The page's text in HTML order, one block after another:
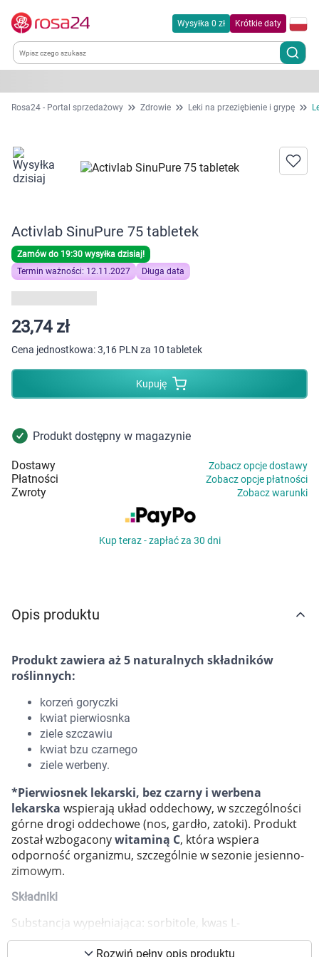
Korzystamy z plików cookies w celu
preferencji. Więcej informacji znajdziesz w
Wysyłka 0 zł Krótkie daty
Kategorie
Dla zwierząt
Zdrowie
Kobieta w ciąży i mama
Dziecko
Higiena
Kosmetyki
Mężczyzna
Zdrowy styl życia
Sprzęt medyczny
Grupy produktowe
Marki
Rosa24 - Portal sprzedażowy Zdrowie Leki na przeziębienie i grypę
Activlab SinuPure 75 tabletek
Zamów do 19:30 wysyłka dzisiaj!
Termin ważności: 12.11.2027
Długa data
23,74 zł
Cena jednostkowa:3,16 PLN za 10 tabletek
Kupuję
Produkt dostępny w magazynie
Dostawy Zobacz opcje dostawy
Płatności Zobacz opcje płatności
Zwroty Zobacz warunki
Kup teraz - zapłać za 30 dni
Opis produktu
Produkt zawiera aż 5 naturalnych składników
roślinnych:
korzeń goryczki
kwiat pierwiosnka
ziele szczawiu
kwiat bzu czarnego
ziele werbeny.
*Pierwiosnek lekarski, bez czarny i werbena
lekarska wspierają układ oddechowy, w szczególności
górne drogi oddechowe (nos, gardło, zatoki). Produkt
został wzbogaconywitaminą C, która wspiera
odporność organizmu, szczególnie w sezonie jesienno-
zimowym.
Składniki
Substancja wypełniająca: sorbitole, kwas L-
askorbinowy, kwiat pierwiosnka lekarskiego (Primula
Rozwiń pełny opis produktu